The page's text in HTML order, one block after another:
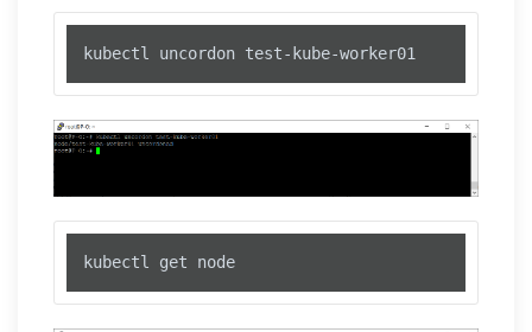
kubectl uncordon test-kube-worker01
kubectl get node